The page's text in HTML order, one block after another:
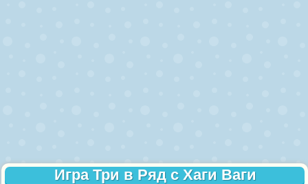
Игра Три в Ряд с Хаги Ваги